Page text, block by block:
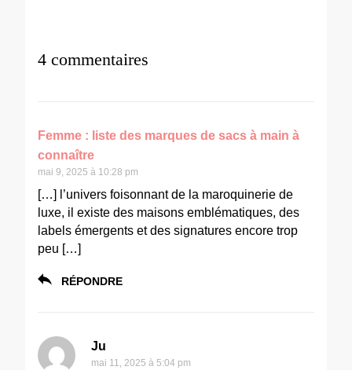
4 commentaires
Femme : liste des marques de sacs à main à
connaître
mai 9, 2025 à 10:28 pm
[…] l’univers foisonnant de la maroquinerie de
luxe, il existe des maisons emblématiques, des
labels émergents et des signatures encore trop
peu […]
RÉPONDRE
Ju
mai 11, 2025 à 5:04 pm